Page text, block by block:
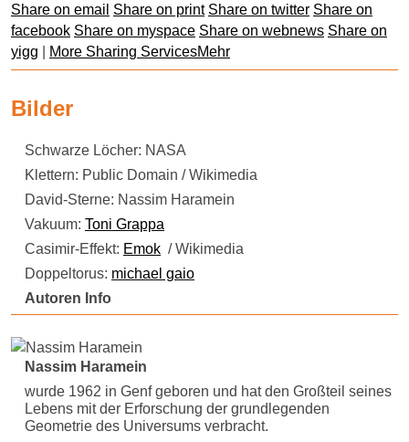
Share on email Share on print Share on twitter Share on
facebook Share on myspace Share on webnews Share on
yigg
More Sharing ServicesMehr
Bilder
Schwarze Löcher: NASA
Klettern: Public Domain / Wikimedia
David-Sterne: Nassim Haramein
Vakuum: Toni Grappa
Casimir-Effekt: Emok / Wikimedia
Doppeltorus: michael gaio
Autoren Info
Nassim Haramein
wurde 1962 in Genf geboren und hat den Großteil seines
Lebens mit der Erforschung der grundlegenden
Geometrie des Universums verbracht.